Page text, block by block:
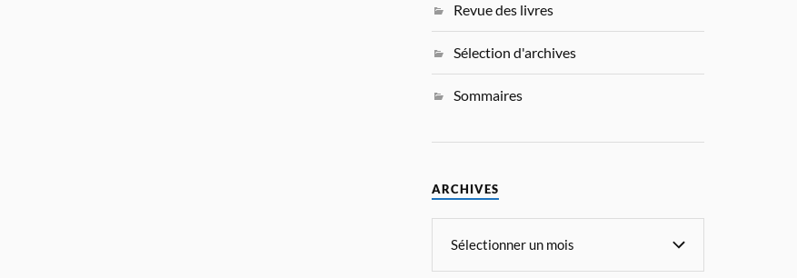
Revue des livres
Sélection d'archives
Sommaires
ARCHIVES